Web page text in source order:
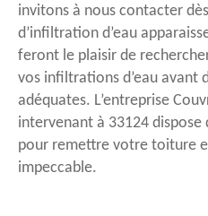
invitons à nous contacter
d’infiltration d’eau
feront le plaisir de
vos infiltrations d’eau avant
adéquates. L’entreprise
intervenant à 33124 dispose
pour remettre votre toiture
impeccable.